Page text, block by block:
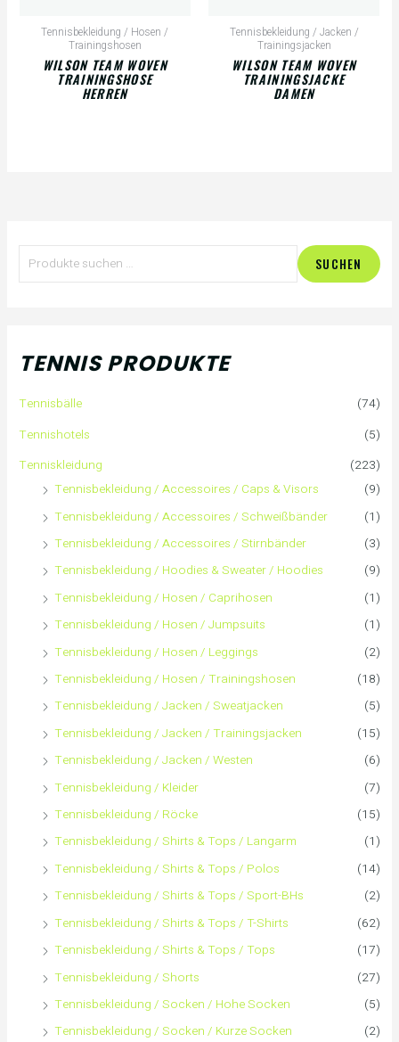
Tennisbekleidung / Hosen /
Trainingshosen
WILSON TEAM WOVEN
TRAININGSHOSE
HERREN
Tennisbekleidung / Jacken /
Trainingsjacken
WILSON TEAM WOVEN
TRAININGSJACKE
DAMEN
n
SUCHEN
TENNIS PRODUKTE
Tennisbälle
(74)
Tennishotels
(5)
Tenniskleidung
(223)
Tennisbekleidung / Accessoires / Caps & Visors
(9)
Tennisbekleidung / Accessoires / Schweißbänder
(1)
Tennisbekleidung / Accessoires / Stirnbänder
(3)
Tennisbekleidung / Hoodies & Sweater / Hoodies
(9)
Tennisbekleidung / Hosen / Caprihosen
(1)
Tennisbekleidung / Hosen / Jumpsuits
(1)
Tennisbekleidung / Hosen / Leggings
(2)
Tennisbekleidung / Hosen / Trainingshosen
(18)
Tennisbekleidung / Jacken / Sweatjacken
(5)
Tennisbekleidung / Jacken / Trainingsjacken
(15)
Tennisbekleidung / Jacken / Westen
(6)
Tennisbekleidung / Kleider
(7)
Tennisbekleidung / Röcke
(15)
Tennisbekleidung / Shirts & Tops / Langarm
(1)
Tennisbekleidung / Shirts & Tops / Polos
(14)
Tennisbekleidung / Shirts & Tops / Sport-BHs
(2)
Tennisbekleidung / Shirts & Tops / T-Shirts
(62)
Tennisbekleidung / Shirts & Tops / Tops
(17)
Tennisbekleidung / Shorts
(27)
Tennisbekleidung / Socken / Hohe Socken
(5)
Tennisbekleidung / Socken / Kurze Socken
(2)